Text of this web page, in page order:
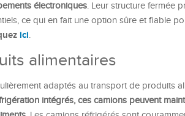
électroniques. Leur structure fermée
ce qui en fait une option sûre et fiable
ici.
alimentaires
adaptés au transport de produits
intégrés, ces camions peuvent